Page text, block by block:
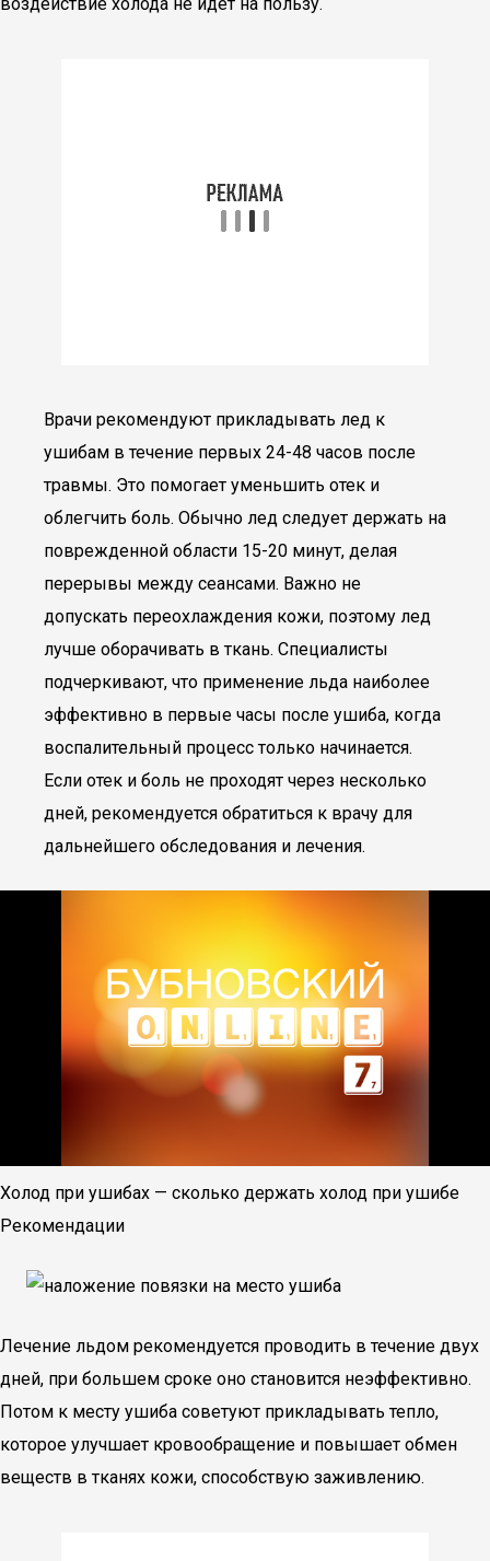
Врачи рекомендуют прикладывать лед к
ушибам в течение первых 24-48 часов после
травмы. Это помогает уменьшить отек и
облегчить боль. Обычно лед следует держать на
поврежденной области 15-20 минут, делая
перерывы между сеансами. Важно не
допускать переохлаждения кожи, поэтому лед
лучше оборачивать в ткань. Специалисты
подчеркивают, что применение льда наиболее
эффективно в первые часы после ушиба, когда
воспалительный процесс только начинается.
Если отек и боль не проходят через несколько
дней, рекомендуется обратиться к врачу для
дальнейшего обследования и лечения.
Холод при ушибах — сколько держать холод при ушибе
Рекомендации
Лечение льдом рекомендуется проводить в течение двух
дней, при большем сроке оно становится неэффективно.
Потом к месту ушиба советуют прикладывать тепло,
которое улучшает кровообращение и повышает обмен
веществ в тканях кожи, способствую заживлению.